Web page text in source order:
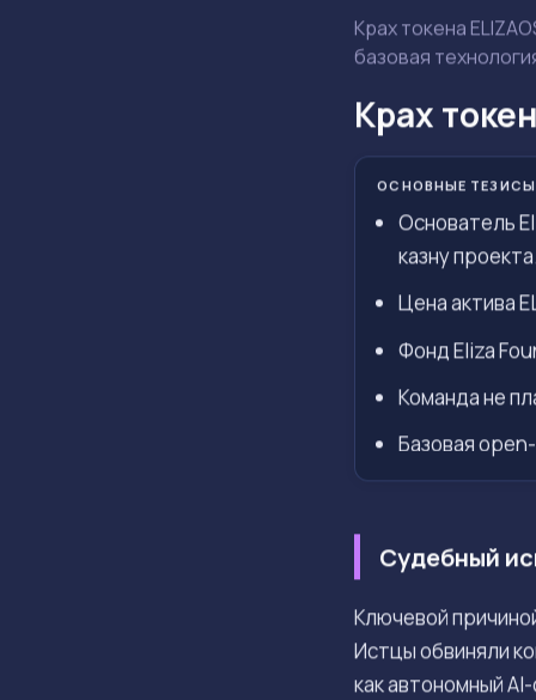
Крах токена
базовая
Крах
ОСНОВНЫЕ ТЕЗИСЫ
Основатель
казну
Цена актива
Фонд Eliza
Команда не
Базовая
Судебный
Ключевой
Истцы обвиняли
как автономный